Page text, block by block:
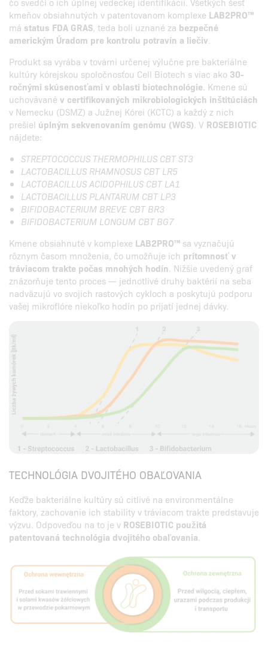
kmeňov obsiahnutých v patentovanom komplexe LAB2PRO™
má status FDA GRAS, teda boli uznané za bezpečné
americkým Úradom pre kontrolu potravín a liečiv.
Produkt sa vyrába v továrni určenej výlučne pre bakteriálne
kultúry kórejskou spoločnosťou Cell Biotech s viac ako 30-
ročnými skúsenosťami v oblasti biotechnológie. Kmene sú
uchovávané v certifikovaných mikrobiologických inštitúciách
v Nemecku (DSMZ) a Južnej Kórei (KCTC) a každý z nich
prešiel úplným sekvenovaním genómu (WGS). V ROSEBIOTIC
nájdete:
STREPTOCOCCUS THERMOPHILUS CBT ST3
LACTOBACILLUS RHAMNOSUS CBT LR5
LACTOBACILLUS ACIDOPHILUS CBT LA1
LACTOBACILLUS PLANTARUM CBT LP3
BIFIDOBACTERIUM BREVE CBT BR3
BIFIDOBACTERIUM LONGUM CBT BG7
Kmene obsiahnuté v komplexe LAB2PRO™ sa vyznačujú
rôznym časom množenia, čo umožňuje ich prítomnosť v
tráviacom trakte počas mnohých hodín. Nižšie uvedený graf
znázorňuje tento proces — jednotlivé druhy baktérií na seba
nadväzujú vo svojich rastových cykloch a poskytujú podporu
vašej mikroflóre niekoľko hodín po prijatí jednej dávky.
TECHNOLÓGIA DVOJITÉHO OBAĽOVANIA
Keďže bakteriálne kultúry sú citlivé na environmentálne
faktory, zachovanie ich stability v tráviacom trakte predstavuje
výzvu. Odpoveďou na to je v ROSEBIOTIC použitá
patentovaná technológia dvojitého obaľovania